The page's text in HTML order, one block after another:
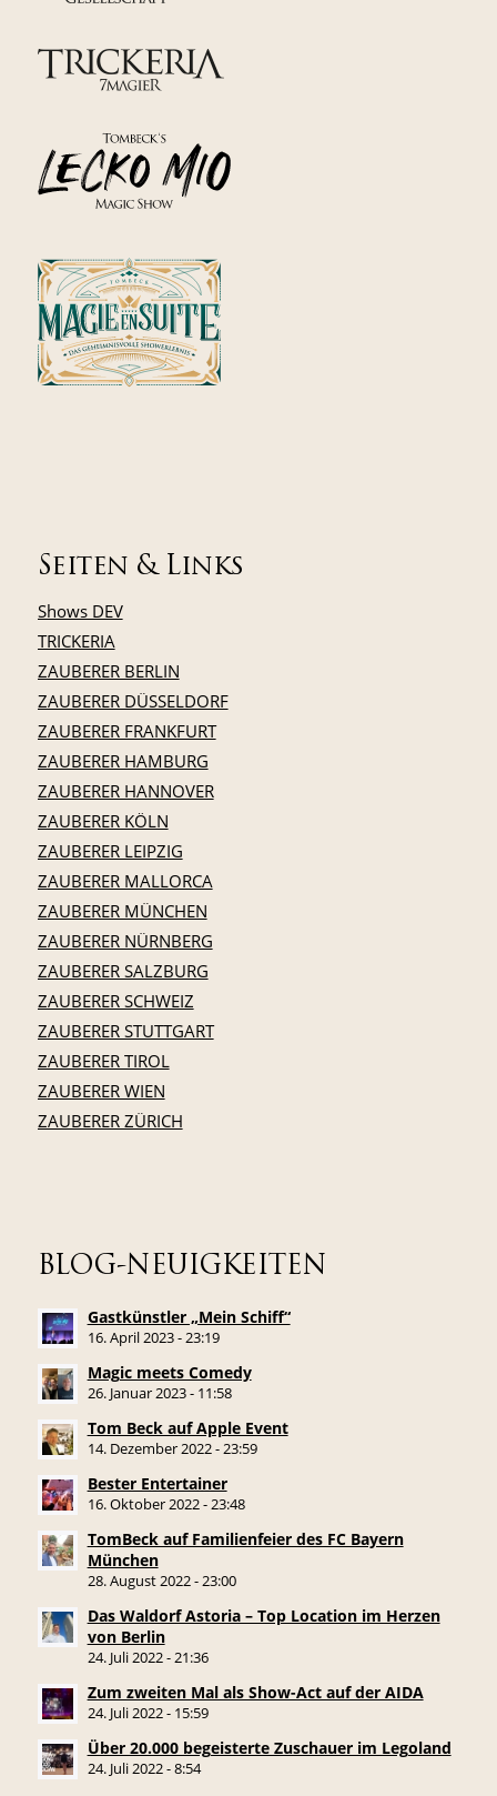
Seiten & Links
Shows DEV
TRICKERIA
ZAUBERER BERLIN
ZAUBERER DÜSSELDORF
ZAUBERER FRANKFURT
ZAUBERER HAMBURG
ZAUBERER HANNOVER
ZAUBERER KÖLN
ZAUBERER LEIPZIG
ZAUBERER MALLORCA
ZAUBERER MÜNCHEN
ZAUBERER NÜRNBERG
ZAUBERER SALZBURG
ZAUBERER SCHWEIZ
ZAUBERER STUTTGART
ZAUBERER TIROL
ZAUBERER WIEN
ZAUBERER ZÜRICH
BLOG-NEUIGKEITEN
Gastkünstler „Mein Schiff“
16. April 2023 - 23:19
Magic meets Comedy
26. Januar 2023 - 11:58
Tom Beck auf Apple Event
14. Dezember 2022 - 23:59
Bester Entertainer
16. Oktober 2022 - 23:48
TomBeck auf Familienfeier des FC Bayern
München
28. August 2022 - 23:00
Das Waldorf Astoria – Top Location im Herzen
von Berlin
24. Juli 2022 - 21:36
Zum zweiten Mal als Show-Act auf der AIDA
24. Juli 2022 - 15:59
Über 20.000 begeisterte Zuschauer im Legoland
24. Juli 2022 - 8:54